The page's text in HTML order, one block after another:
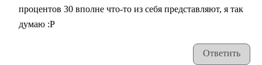
процентов 30 вполне что-то из себя представляют, я так
думаю :P
Ответить